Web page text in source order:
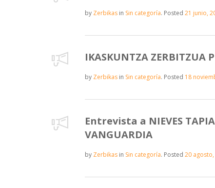
by Zerbikas in Sin categoría. Posted 21 junio,
IKASKUNTZA ZERBITZUA
by Zerbikas in Sin categoría. Posted 18
Entrevista a NIEVES
VANGUARDIA
by Zerbikas in Sin categoría. Posted 20